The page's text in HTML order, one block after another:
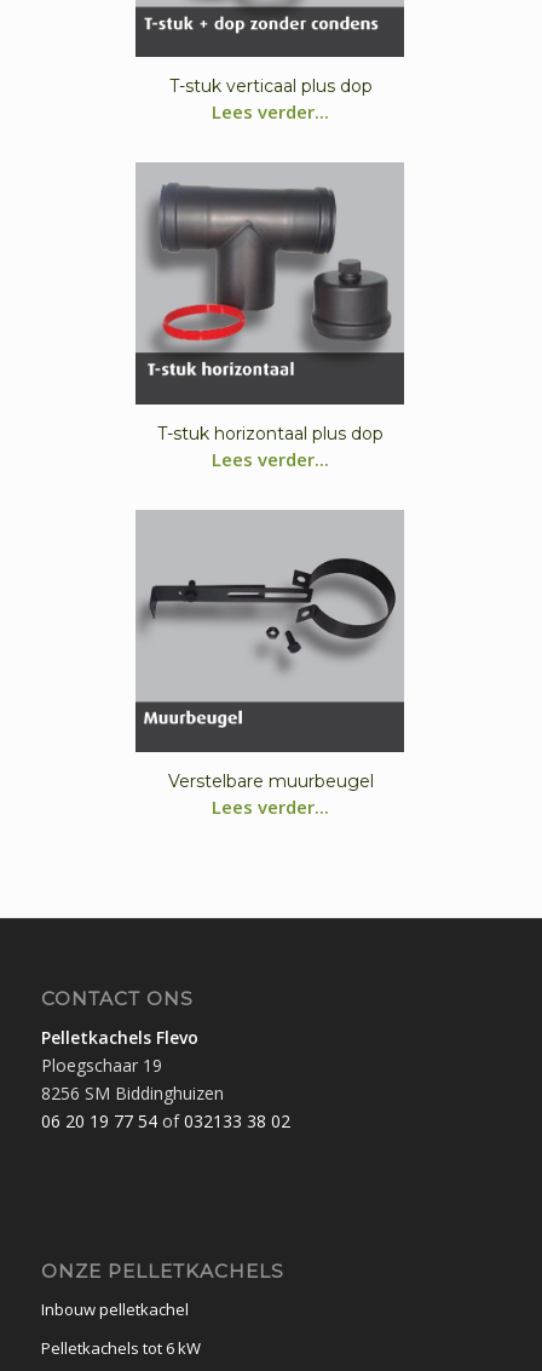
T-stuk verticaal plus dop
Lees verder...
T-stuk horizontaal plus dop
Lees verder...
Verstelbare muurbeugel
Lees verder...
CONTACT ONS
Pelletkachels Flevo
Ploegschaar 19
8256 SM Biddinghuizen
06 20 19 77 54of032133 38 02
ONZE PELLETKACHELS
Inbouw pelletkachel
Pelletkachels tot 6 kW